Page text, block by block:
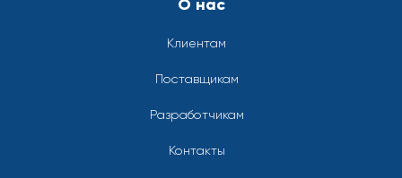
О нас
Клиентам
Поставщикам
Разработчикам
Контакты